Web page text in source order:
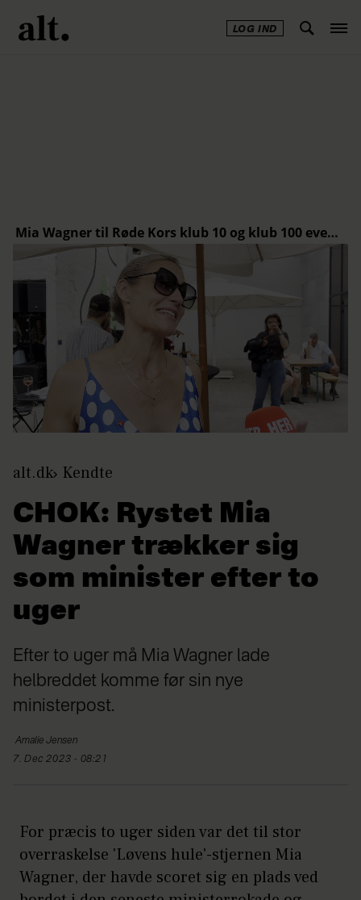
LOG IND
alt.dk Kendte
CHOK: Rystet Mia
Wagner trækker sig
som minister efter to
uger
Efter to uger må Mia Wagner lade
helbreddet komme før sin nye
ministerpost.
Amalie Jensen
7. Dec 2023 - 08:21
For præcis to uger siden var det til stor
overraskelse 'Løvens hule'-stjernen Mia
Wagner, der havde scoret sig en plads ved